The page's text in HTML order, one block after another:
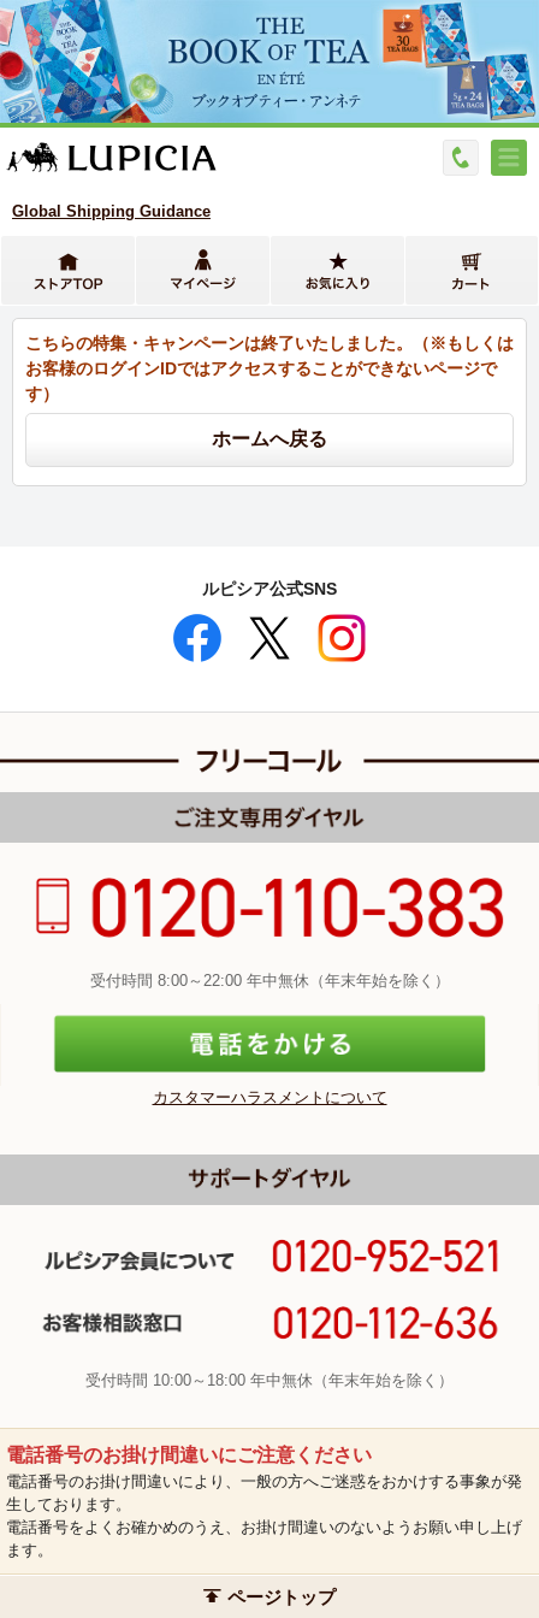
Global Shipping Guidance
こちらの特集・キャンペーンは終了いたしました。（※もしくは
お客様のログインIDではアクセスすることができないページで
す）
ルピシア公式SNS
受付時間 8:00～22:00 年中無休（年末年始を除く）
カスタマーハラスメントについて
受付時間 10:00～18:00 年中無休（年末年始を除く）
電話番号のお掛け間違いにご注意ください
電話番号のお掛け間違いにより、一般の方へご迷惑をおかけする事象が発
生しております。
電話番号をよくお確かめのうえ、お掛け間違いのないようお願い申し上げ
ます。
ページトップ